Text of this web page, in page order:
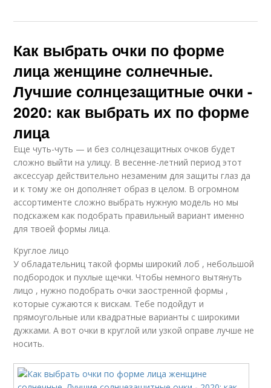
Как выбрать очки по форме
лица женщине солнечные.
Лучшие солнцезащитные очки -
2020: как выбрать их по форме
лица
Еще чуть-чуть — и без солнцезащитных очков будет
сложно выйти на улицу. В весенне-летний период этот
аксессуар действительно незаменим для защиты глаз да
и к тому же он дополняет образ в целом. В огромном
ассортименте сложно выбрать нужную модель но мы
подскажем как подобрать правильный вариант именно
для твоей формы лица.
Круглое лицо
У обладательниц такой формы широкий лоб , небольшой
подбородок и пухлые щечки. Чтобы немного вытянуть
лицо , нужно подобрать очки заостренной формы ,
которые сужаются к вискам. Тебе подойдут и
прямоугольные или квадратные варианты с широкими
дужками. А вот очки в круглой или узкой оправе лучше не
носить.